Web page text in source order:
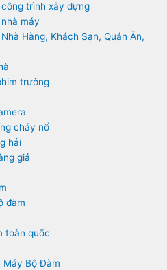
trình xây dựng
máy
Hàng, Khách Sạn, Quán Ăn,
trường
cháy nổ
hải
giả
đàm
toàn quốc
Máy Bộ Đàm